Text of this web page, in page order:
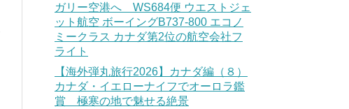
ガリー空港へ WS684便 ウエストジェ
ット航空 ボーイングB737-800 エコノ
ミークラス カナダ第2位の航空会社フ
ライト
【海外弾丸旅行2026】カナダ編（８）
カナダ・イエローナイフでオーロラ鑑
賞 極寒の地で魅せる絶景